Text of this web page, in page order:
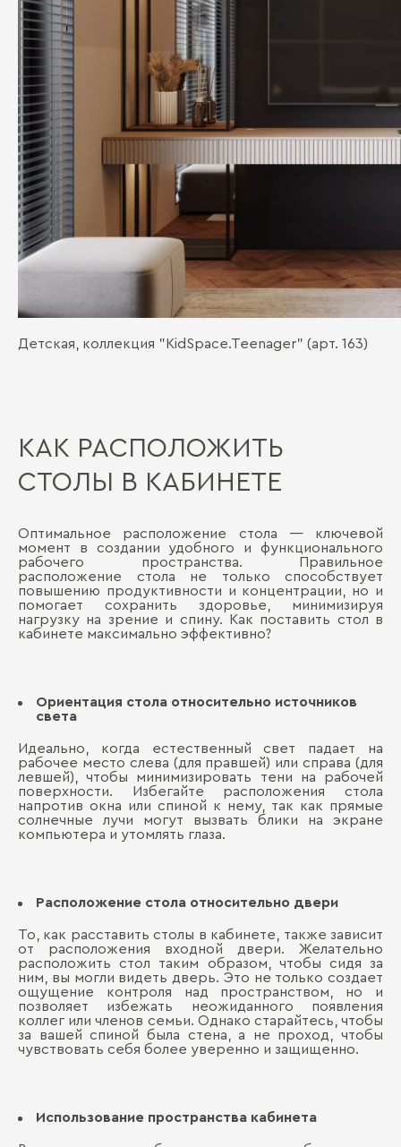
Детская, коллекция "KidSpace.Teenager" (арт. 163)
КАК РАСПОЛОЖИТЬ
СТОЛЫ В КАБИНЕТЕ
Оптимальное расположение стола — ключевой
момент в создании удобного и функционального
рабочего пространства. Правильное
расположение стола не только способствует
повышению продуктивности и концентрации, но и
помогает сохранить здоровье, минимизируя
нагрузку на зрение и спину. Как поставить стол в
кабинете максимально эффективно?
Ориентация стола относительно источников
света
Идеально, когда естественный свет падает на
рабочее место слева (для правшей) или справа (для
левшей), чтобы минимизировать тени на рабочей
поверхности. Избегайте расположения стола
напротив окна или спиной к нему, так как прямые
солнечные лучи могут вызвать блики на экране
компьютера и утомлять глаза.
Расположение стола относительно двери
То, как расставить столы в кабинете, также зависит
от расположения входной двери. Желательно
расположить стол таким образом, чтобы сидя за
ним, вы могли видеть дверь. Это не только создает
ощущение контроля над пространством, но и
позволяет избежать неожиданного появления
коллег или членов семьи. Однако старайтесь, чтобы
за вашей спиной была стена, а не проход, чтобы
чувствовать себя более уверенно и защищенно.
Использование пространства кабинета